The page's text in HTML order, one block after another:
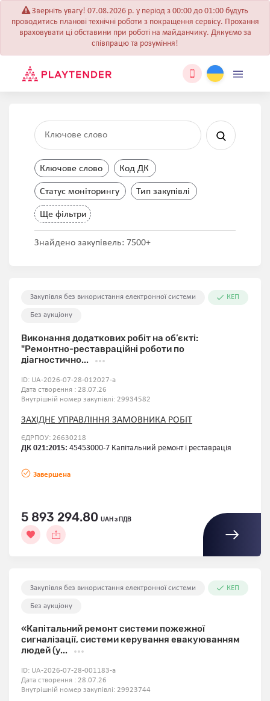
Зверніть увагу! 07.08.2026 р. у період з 00:00 до 01:00 будуть
проводитись планові технічні роботи з покращення сервісу. Прохання
враховувати ці обставини при роботі на майданчику. Дякуємо за
співпрацю та розуміння!
Ключове слово Код ДК
Статус моніторингу Тип закупівлі
Ще фільтри
Знайдено закупівель: 7500+
Закупівля без використання електронної системи КЕП
Без аукціону
Виконання додаткових робіт на об’єкті:
"Ремонтно-реставраційні роботи по
діагностично...
ID: UA-2026-07-28-012027-a
Дата створення : 28.07.26
Внутрішній номер закупівлі: 29934582
ЗАХІДНЕ УПРАВЛІННЯ ЗАМОВНИКА РОБІТ
ЄДРПОУ: 26630218
ДК 021:2015: 45453000-7 Капітальний ремонт і реставрація
Завершена
5 893 294.80 UAH з ПДВ
Закупівля без використання електронної системи КЕП
Без аукціону
«Капітальний ремонт системи пожежної
сигналізації, системи керування евакуюванням
людей (у...
ID: UA-2026-07-28-001183-a
Дата створення : 28.07.26
Внутрішній номер закупівлі: 29923744